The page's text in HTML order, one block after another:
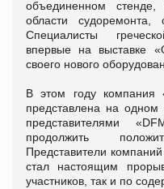
объединенном
области судоремонта,
Специалисты
впервые на выставке
своего нового
В этом году компания
представлена на одном
представителями
продолжить
Представители
стал настоящим
участников, так и по